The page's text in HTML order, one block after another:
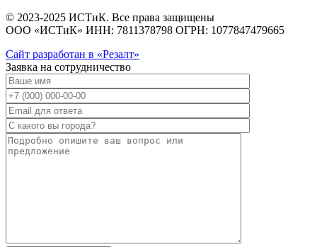
© 2023-2025 ИСТиК. Все права защищены
ООО «ИСТиК» ИНН: 7811378798 ОГРН: 1077847479665
Сайт разработан в «Резалт»
Заявка на сотрудничество